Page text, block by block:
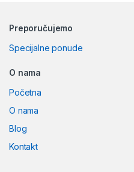
Preporučujemo
Specijalne ponude
O nama
Početna
O nama
Blog
Kontakt